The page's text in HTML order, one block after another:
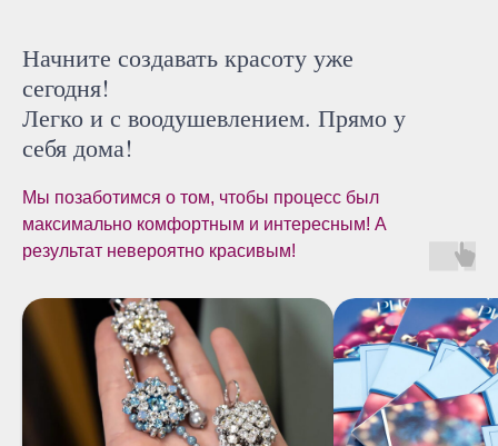
Начните создавать красоту уже
сегодня!
Легко и с воодушевлением. Прямо у
себя дома!
Мы позаботимся о том, чтобы процесс был
максимально комфортным и интересным! А
результат невероятно красивым!